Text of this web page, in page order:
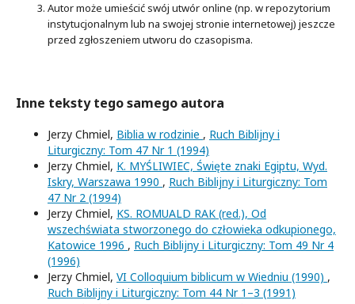
Autor może umieścić swój utwór online (np. w repozytorium
instytucjonalnym lub na swojej stronie internetowej) jeszcze
przed zgłoszeniem utworu do czasopisma.
Inne teksty tego samego autora
Jerzy Chmiel, Biblia w rodzinie , Ruch Biblijny i
Liturgiczny: Tom 47 Nr 1 (1994)
Jerzy Chmiel, K. MYŚLIWIEC, Święte znaki Egiptu, Wyd.
Iskry, Warszawa 1990 , Ruch Biblijny i Liturgiczny: Tom
47 Nr 2 (1994)
Jerzy Chmiel, KS. ROMUALD RAK (red.), Od
wszechświata stworzonego do człowieka odkupionego,
Katowice 1996 , Ruch Biblijny i Liturgiczny: Tom 49 Nr 4
(1996)
Jerzy Chmiel, VI Colloquium biblicum w Wiedniu (1990) ,
Ruch Biblijny i Liturgiczny: Tom 44 Nr 1–3 (1991)